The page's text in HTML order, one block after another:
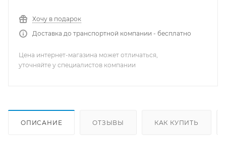
Хочу в подарок
Доставка до транспортной компании - бесплатно
Цена интернет-магазина может отличаться,
уточняйте у специалистов компании
ОПИСАНИЕ ОТЗЫВЫ КАК КУПИТЬ